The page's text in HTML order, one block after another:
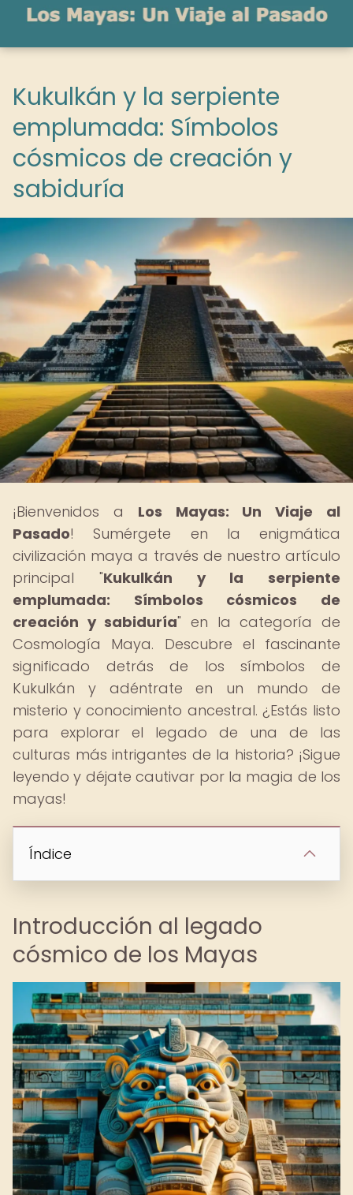
Kukulkán y la serpiente
emplumada: Símbolos
cósmicos de creación y
sabiduría
¡Bienvenidos a Los Mayas: Un Viaje al
Pasado! Sumérgete en la enigmática
civilización maya a través de nuestro artículo
principal "Kukulkán y la serpiente
emplumada: Símbolos cósmicos de
creación y sabiduría" en la categoría de
Cosmología Maya. Descubre el fascinante
significado detrás de los símbolos de
Kukulkán y adéntrate en un mundo de
misterio y conocimiento ancestral. ¿Estás listo
para explorar el legado de una de las
culturas más intrigantes de la historia? ¡Sigue
leyendo y déjate cautivar por la magia de los
mayas!
Índice
Introducción al legado
cósmico de los Mayas